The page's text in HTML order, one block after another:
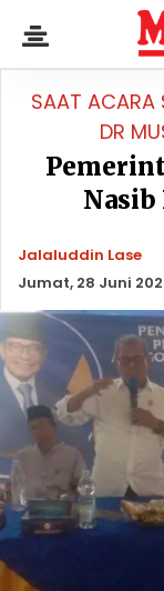
SAAT ACARA
DR
Nasib
Jalaluddin Lase
Jumat, 28 Juni